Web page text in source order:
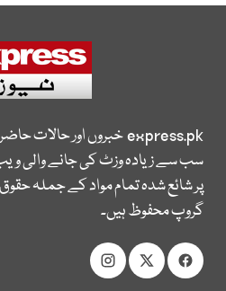
express.pkخبروں اور حالات
سب سے زیادہ وزٹ کی جانے والی
پر شائع شدہ تمام مواد کے جملہ
گروپ محفوظ ہیں۔